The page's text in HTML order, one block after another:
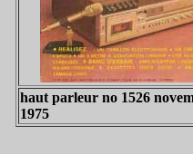
haut parleur no 1526
1975